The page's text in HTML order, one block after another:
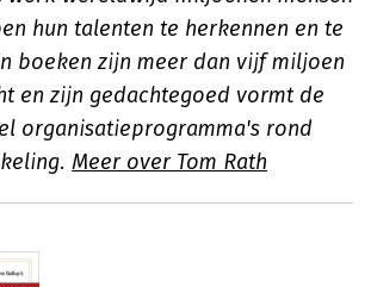
hun talenten te herkennen en te
boeken zijn meer dan vijf miljoen
en zijn gedachtegoed vormt de
organisatieprogramma's rond
Meer over Tom Rath